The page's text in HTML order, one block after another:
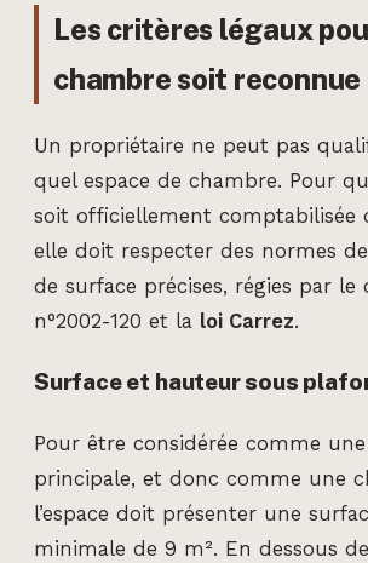
Les critères légaux
chambre soit reconnue
Un propriétaire ne peut pas
quel espace de chambre. Pour
soit officiellement comptabilisée
elle doit respecter des normes
de surface précises, régies par le
n°2002-120 et la loi Carrez.
Surface et hauteur sous
Pour être considérée comme
principale, et donc comme une
l’espace doit présenter une
minimale de 9 m². En dessous